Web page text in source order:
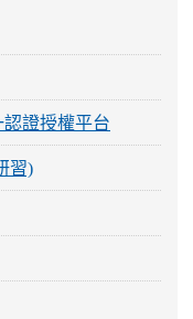
證授權平台
習)